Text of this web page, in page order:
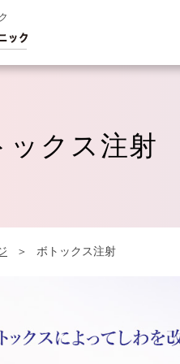
ックス注射
ボトックス注射